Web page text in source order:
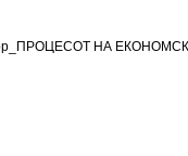
НА